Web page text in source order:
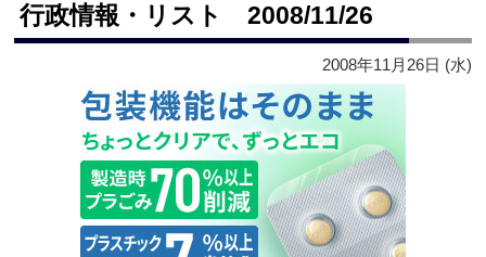
行政情報・リスト 2008/11/26
2008年11月26日 (水)